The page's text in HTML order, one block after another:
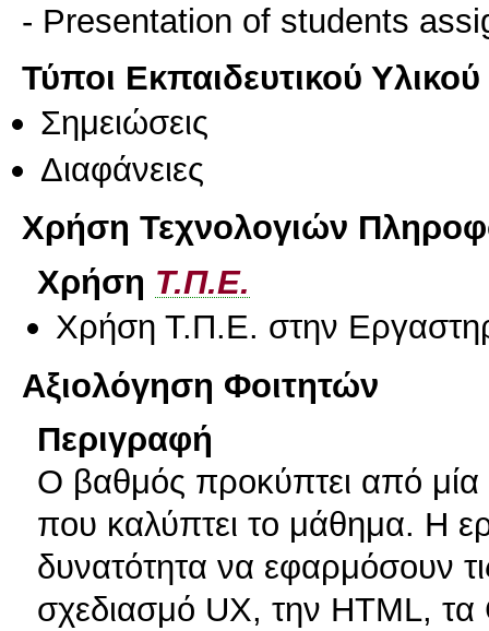
- Presentation of students
Τύποι Εκπαιδευτικού Υλικού
Σημειώσεις
Διαφάνειες
Χρήση Τεχνολογιών
Χρήση Τ.Π.Ε.
Χρήση Τ.Π.Ε. στην
Αξιολόγηση Φοιτητών
Περιγραφή
O βαθμός προκύπτει από μία
που καλύπτει το μάθημα. Η
δυνατότητα να εφαρμόσουν
σχεδιασμό UX, την HTML, τα